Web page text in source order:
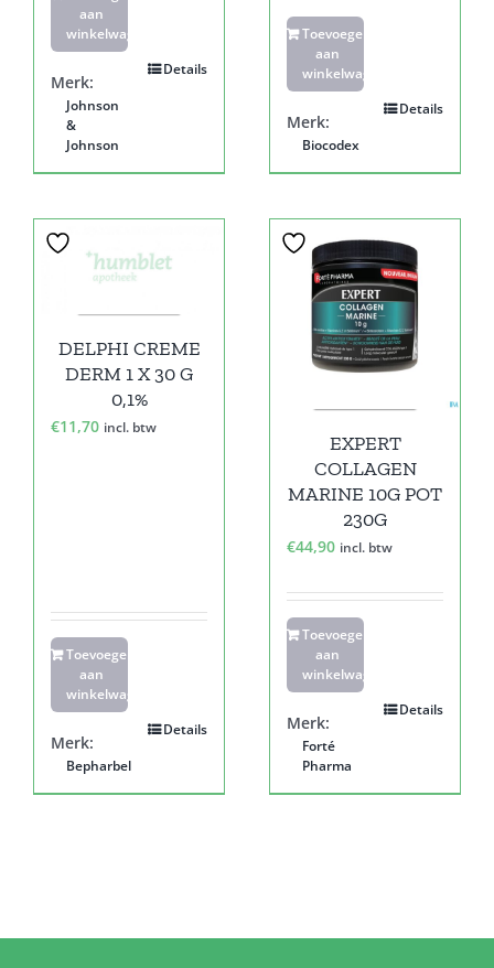
aan
winkelwagen
Details
Merk:
Johnson
&
Johnson
Toevoegen
aan
winkelwagen
Details
Merk:
Biocodex
DELPHI CREME
DERM 1 X 30 G
0,1%
€11,70 incl. btw
Toevoegen
aan
winkelwagen
Details
Merk:
Bepharbel
EXPERT
COLLAGEN
MARINE 10G POT
230G
€44,90 incl. btw
Toevoegen
aan
winkelwagen
Details
Merk:
Forté
Pharma